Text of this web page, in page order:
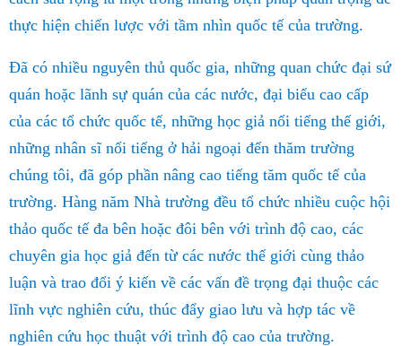
thực hiện chiến lược với tầm nhìn quốc tế của trường.
Đã có nhiều nguyên thủ quốc gia, những quan chức đại sứ
quán hoặc lãnh sự quán của các nước, đại biểu cao cấp
của các tổ chức quốc tế, những học giả nổi tiếng thế giới,
những nhân sĩ nổi tiếng ở hải ngoại đến thăm trường
chúng tôi, đã góp phần nâng cao tiếng tăm quốc tế của
trường. Hàng năm Nhà trường đều tổ chức nhiều cuộc hội
thảo quốc tế đa bên hoặc đôi bên với trình độ cao, các
chuyên gia học giả đến từ các nước thế giới cùng thảo
luận và trao đổi ý kiến về các vấn đề trọng đại thuộc các
lĩnh vực nghiên cứu, thúc đẩy giao lưu và hợp tác về
nghiên cứu học thuật với trình độ cao của trường.